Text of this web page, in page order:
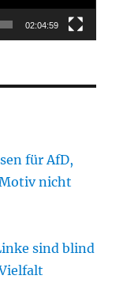
02:04:59
für AfD,
nicht
sind blind